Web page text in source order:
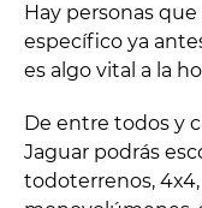
Hay personas
específico ya
es algo vital a la
De entre todos y
Jaguar podrás
todoterrenos,